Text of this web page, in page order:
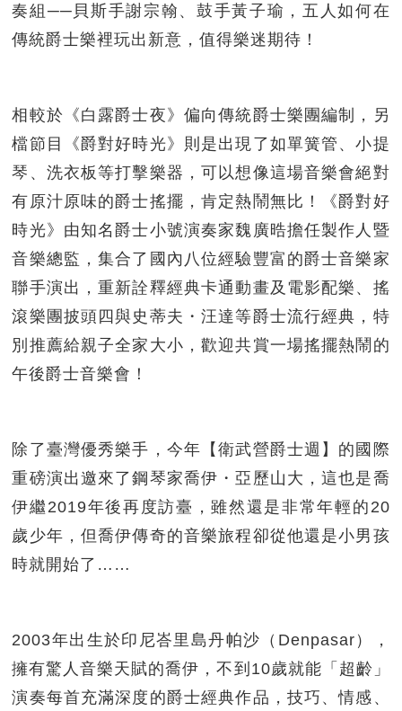
奏組──貝斯手謝宗翰、鼓手黃子瑜，五人如何在
傳統爵士樂裡玩出新意，值得樂迷期待！
相較於《白露爵士夜》偏向傳統爵士樂團編制，另
檔節目《爵對好時光》則是出現了如單簧管、小提
琴、洗衣板等打擊樂器，可以想像這場音樂會絕對
有原汁原味的爵士搖擺，肯定熱鬧無比！《爵對好
時光》由知名爵士小號演奏家魏廣晧擔任製作人暨
音樂總監，集合了國內八位經驗豐富的爵士音樂家
聯手演出，重新詮釋經典卡通動畫及電影配樂、搖
滾樂團披頭四與史蒂夫・汪達等爵士流行經典，特
別推薦給親子全家大小，歡迎共賞一場搖擺熱鬧的
午後爵士音樂會！
除了臺灣優秀樂手，今年【衛武營爵士週】的國際
重磅演出邀來了鋼琴家喬伊・亞歷山大，這也是喬
伊繼2019年後再度訪臺，雖然還是非常年輕的20
歲少年，但喬伊傳奇的音樂旅程卻從他還是小男孩
時就開始了……
2003年出生於印尼峇里島丹帕沙（Denpasar），
擁有驚人音樂天賦的喬伊，不到10歲就能「超齡」
演奏每首充滿深度的爵士經典作品，技巧、情感、